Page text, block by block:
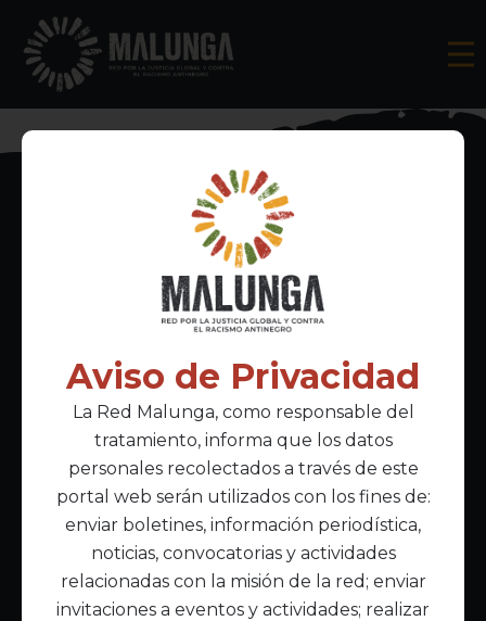
Inscríbete al boletín informativo
Acepto lapolítica de privacidad
Enlaces Principales
Inicio
Acerca de Malunga
Nuestra misión
Quiénes somos
Aviso de Privacidad
La Red Malunga, como responsable del
tratamiento, informa que los datos
personales recolectados a través de este
portal web serán utilizados con los fines de:
enviar boletines, información periodística,
noticias, convocatorias y actividades
relacionadas con la misión de la red; enviar
invitaciones a eventos y actividades; realizar